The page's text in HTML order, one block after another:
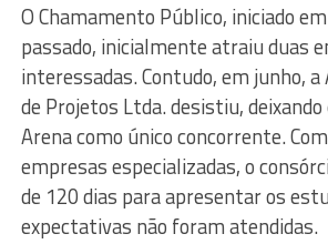
O Chamamento Público, iniciado
passado, inicialmente atraiu duas
interessadas. Contudo, em junho,
de Projetos Ltda. desistiu,
Arena como único concorrente.
empresas especializadas, o
de 120 dias para apresentar os
expectativas não foram atendidas.